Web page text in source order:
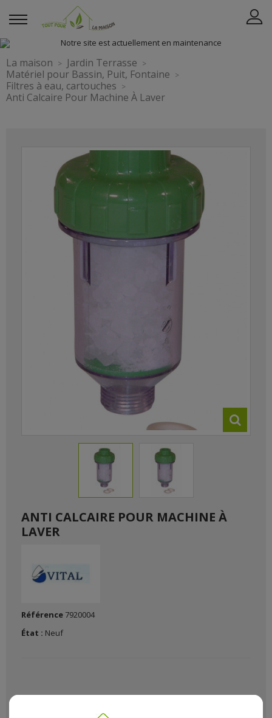
La maison
Jardin Terrasse
Matériel pour Bassin, Puit, Fontaine
Filtres à eau, cartouches
Anti Calcaire Pour Machine À Laver
ANTI CALCAIRE POUR MACHINE À
LAVER
Référence 7920004
État : Neuf